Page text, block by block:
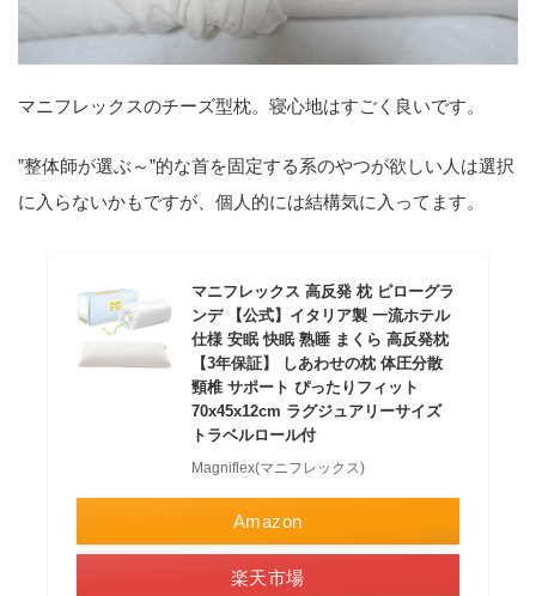
マニフレックスのチーズ型枕。寝心地はすごく良いです。
”整体師が選ぶ～”的な首を固定する系のやつが欲しい人は選択
に入らないかもですが、個人的には結構気に入ってます。
マニフレックス 高反発 枕 ピローグラ
ンデ 【公式】イタリア製 一流ホテル
仕様 安眠 快眠 熟睡 まくら 高反発枕
【3年保証】 しあわせの枕 体圧分散
頸椎 サポート ぴったりフィット
70x45x12cm ラグジュアリーサイズ
トラベルロール付
Magniflex(マニフレックス)
Amazon
楽天市場